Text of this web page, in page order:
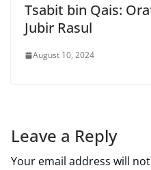
Tsabit bin Qais:
Jubir Rasul
August 10, 2024
Leave a Reply
Your email address will